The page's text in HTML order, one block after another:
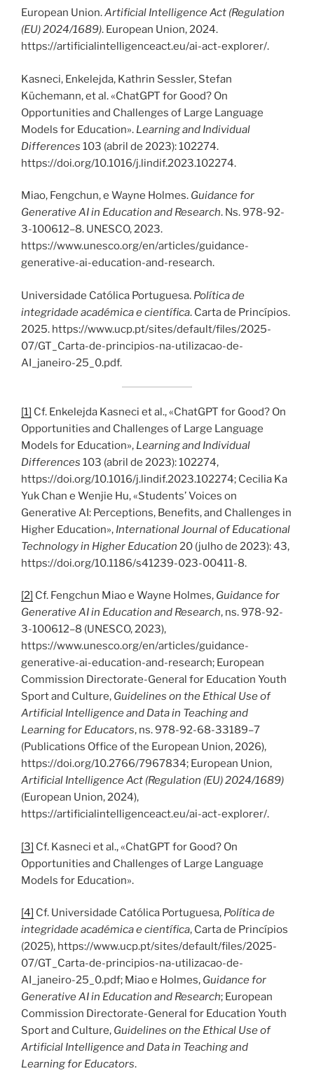
European Union.Artificial Intelligence Act (Regulation
(EU) 2024/1689). European Union, 2024.
https://artificialintelligenceact.eu/ai-act-explorer/.
Kasneci, Enkelejda, Kathrin Sessler, Stefan
Küchemann, et al. «ChatGPT for Good? On
Opportunities and Challenges of Large Language
Models for Education». Learning and Individual
Differences 103 (abril de 2023): 102274.
https://doi.org/10.1016/j.lindif.2023.102274.
Miao, Fengchun, e Wayne Holmes. Guidance for
Generative AI in Education and Research. Ns. 978-92-
3-100612–8. UNESCO, 2023.
https://www.unesco.org/en/articles/guidance-
generative-ai-education-and-research.
Universidade Católica Portuguesa. Política de
integridade académica e científica. Carta de Princípios.
2025. https://www.ucp.pt/sites/default/files/2025-
07/GT_Carta-de-principios-na-utilizacao-de-
AI_janeiro-25_0.pdf.
[1] Cf. Enkelejda Kasneci et al., «ChatGPT for Good? On
Opportunities and Challenges of Large Language
Models for Education», Learning and Individual
Differences 103 (abril de 2023): 102274,
https://doi.org/10.1016/j.lindif.2023.102274; Cecilia Ka
Yuk Chan e Wenjie Hu, «Students’ Voices on
Generative AI: Perceptions, Benefits, and Challenges in
Higher Education», International Journal of Educational
Technology in Higher Education 20 (julho de 2023): 43,
https://doi.org/10.1186/s41239-023-00411-8.
[2] Cf. Fengchun Miao e Wayne Holmes, Guidance for
Generative AI in Education and Research, ns. 978-92-
3-100612–8 (UNESCO, 2023),
https://www.unesco.org/en/articles/guidance-
generative-ai-education-and-research; European
Commission Directorate-General for Education Youth
Sport and Culture, Guidelines on the Ethical Use of
Artificial Intelligence and Data in Teaching and
Learning for Educators, ns. 978-92-68-33189–7
(Publications Office of the European Union, 2026),
https://doi.org/10.2766/7967834; European Union,
Artificial Intelligence Act (Regulation (EU) 2024/1689)
(European Union, 2024),
https://artificialintelligenceact.eu/ai-act-explorer/.
[3] Cf. Kasneci et al., «ChatGPT for Good? On
Opportunities and Challenges of Large Language
Models for Education».
[4] Cf. Universidade Católica Portuguesa, Política de
integridade académica e científica, Carta de Princípios
(2025), https://www.ucp.pt/sites/default/files/2025-
07/GT_Carta-de-principios-na-utilizacao-de-
AI_janeiro-25_0.pdf; Miao e Holmes, Guidance for
Generative AI in Education and Research; European
Commission Directorate-General for Education Youth
Sport and Culture, Guidelines on the Ethical Use of
Artificial Intelligence and Data in Teaching and
Learning for Educators.